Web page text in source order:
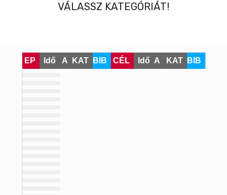
VÁLASSZ KATEGÓRIÁT!
EP Idő A KAT BIB CÉL Idő A KAT BIB